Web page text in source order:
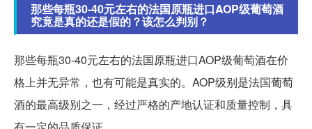
那些每瓶30-40元左右的法国原瓶进口AOP级葡萄酒
究竟是真的还是假的？该怎么判别？
那些每瓶30-40元左右的法国原瓶进口AOP级葡萄酒在价
格上并无异常，也有可能是真实的。AOP级别是法国葡萄
酒的最高级别之一，经过严格的产地认证和质量控制，具